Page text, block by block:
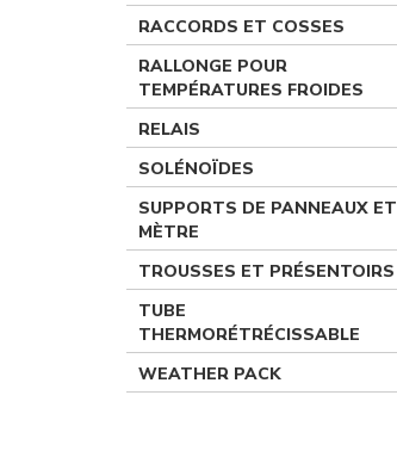
RACCORDS ET COSSES
RALLONGE POUR
TEMPÉRATURES FROIDES
RELAIS
SOLÉNOÏDES
SUPPORTS DE PANNEAUX ET
MÈTRE
TROUSSES ET PRÉSENTOIRS
TUBE
THERMORÉTRÉCISSABLE
WEATHER PACK